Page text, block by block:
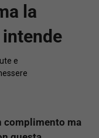
la
e
complimento ma